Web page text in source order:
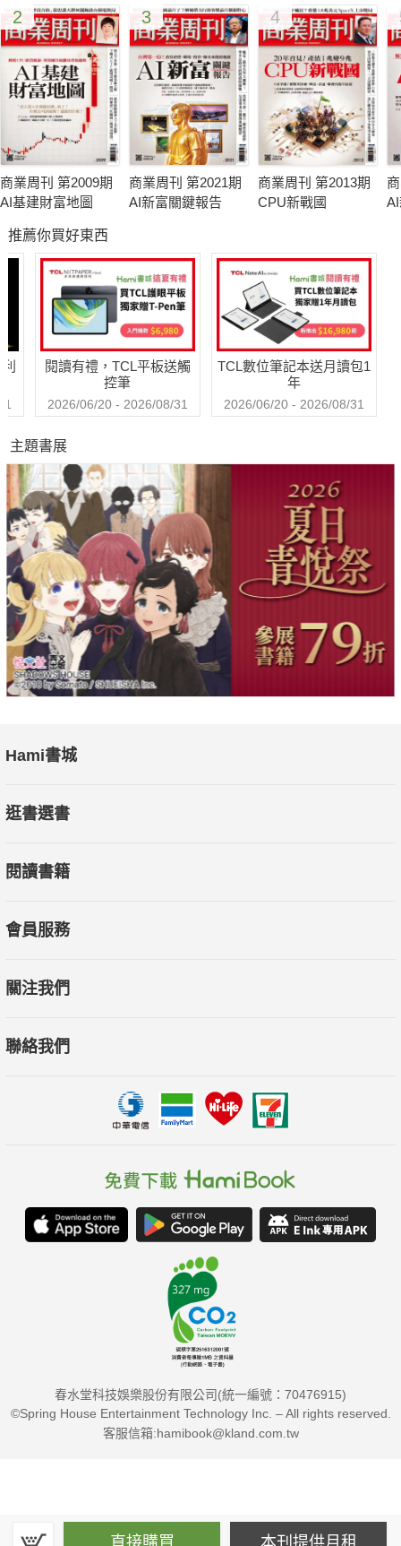
不凡人生。
2
商業周刊 第2009期
AI基建財富地圖
3
商業周刊 第2021期
AI新富關鍵報告
4
商業周刊 第2013期
CPU新戰國
推薦你買好東西
閱讀有禮，TCL平板送觸
控筆
2026/06/20 - 2026/08/31
TCL數位筆記本送月讀包1
年
2026/06/20 - 2026/08/31
直接購買 本刊提供月租
主題書展
Hami書城
逛書選書
閱讀書籍
會員服務
關注我們
聯絡我們
春水堂科技娛樂股份有限公司(統一編號：70476915)
©Spring House Entertainment Technology Inc. – All rights reserved.
客服信箱:hamibook@kland.com.tw